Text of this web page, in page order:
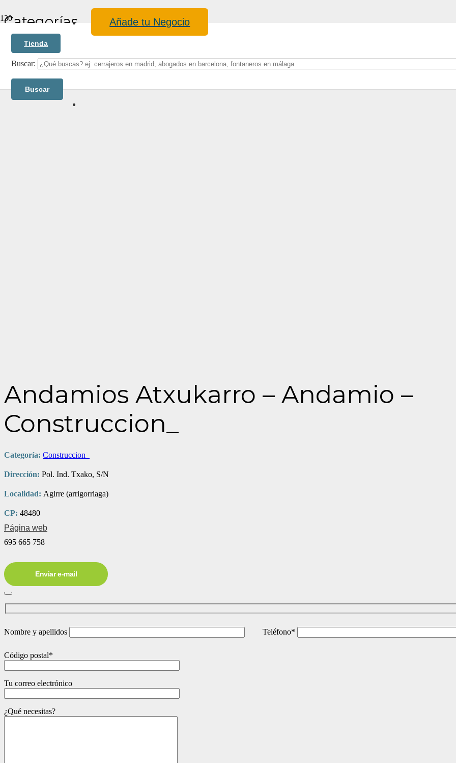
Tienda
Añade tu Negocio
Blog
Buscar:
Categorías
Andamios Atxukarro – Andamio –
Construccion_
Categoría: Construccion_
Dirección: Pol. Ind. Txako, S/N
Localidad: Agirre (arrigorriaga)
CP: 48480
Página web
695 665 758
Enviar e-mail
Nombre y apellidos Teléfono*
Código postal*
Tu correo electrónico
¿Qué necesitas?